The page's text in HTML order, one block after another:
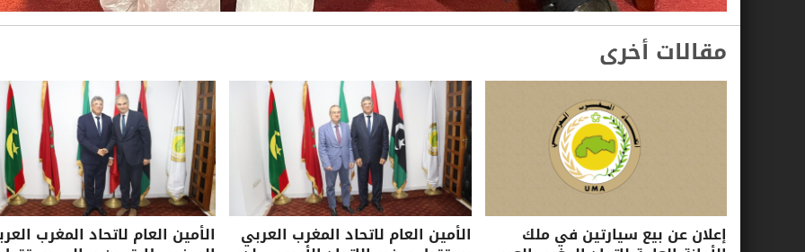
مقالات أخرى
إعلان عن بيع سيارتين في ملك الأمين العام لاتحاد المغرب العربي الأمين العام لاتحاد المغرب